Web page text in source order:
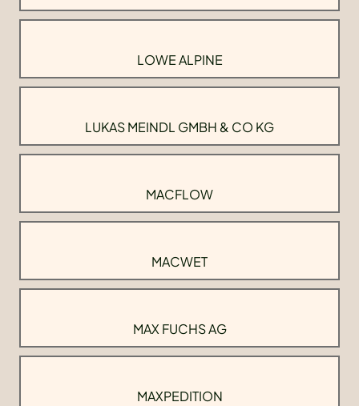
LOWE ALPINE
LUKAS MEINDL GMBH & CO KG
MACFLOW
MACWET
MAX FUCHS AG
MAXPEDITION